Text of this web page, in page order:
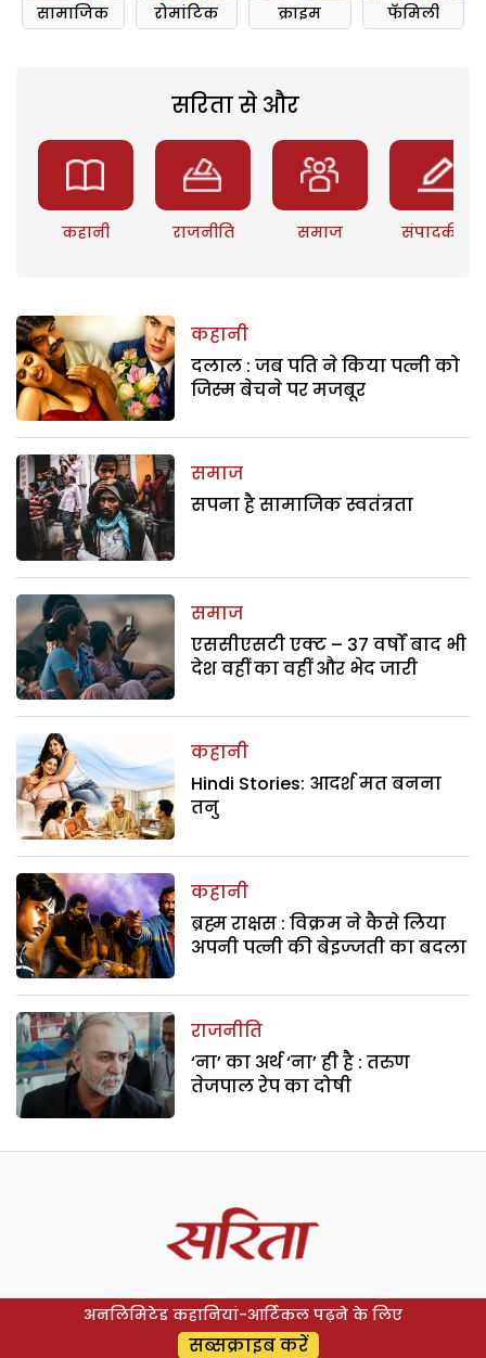
सामाजिक रोमांटिक क्राइम फॅमिली
सरिता से और
कहानी राजनीति समाज संपादकीय
कहानी
दलाल : जब पति ने किया पत्नी को
जिस्म बेचने पर मजबूर
समाज
सपना है सामाजिक स्वतंत्रता
समाज
एससीएसटी एक्ट – 37 वर्षों बाद भी
देश वहीं का वहीं और भेद जारी
कहानी
Hindi Stories: आदर्श मत बनना
तनु
कहानी
ब्रह्म राक्षस : विक्रम ने कैसे लिया
अपनी पत्नी की बेइज्जती का बदला
राजनीति
‘ना’ का अर्थ ‘ना’ ही है : तरुण
तेजपाल रेप का दोषी
अनलिमिटेड कहानियां-आर्टिकल पढ़ने के लिए
सब्सक्राइब करें